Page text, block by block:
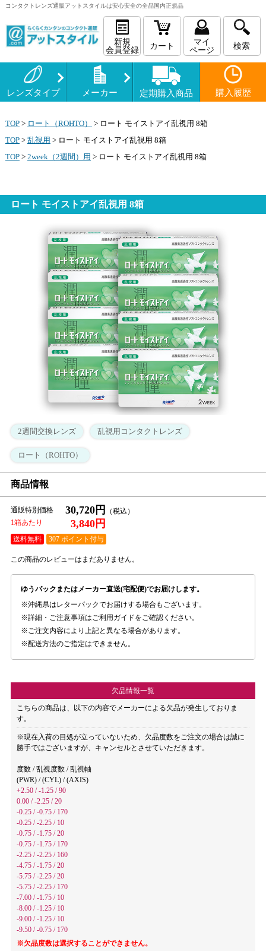
コンタクトレンズ通販アットスタイルは安心安全の全品国内正規品
新規
会員登録
カート
マイ
ページ
検索
レンズタイプ メーカー 定期購入商品 購入履歴
TOP> ロート（ROHTO） > ロート モイストアイ乱視用 8箱
TOP> 乱視用 > ロート モイストアイ乱視用 8箱
TOP> 2week（2週間）用 > ロート モイストアイ乱視用 8箱
ロート モイストアイ乱視用 8箱
2週間交換レンズ 乱視用コンタクトレンズ
ロート（ROHTO）
商品情報
通販特別価格 30,720円
1箱あたり 3,840円
送料無料 307 ポイント付与
この商品のレビューはまだありません。
ゆうパックまたはメーカー直送(宅配便)でお届けします。
沖縄県はレターパックでお届けする場合もございます。
詳細・ご注意事項はご利用ガイドをご確認ください。
ご注文内容により上記と異なる場合があります。
配送方法のご指定はできません。
欠品情報一覧
こちらの商品は、以下の内容でメーカーによる欠品が発生しておりま
す。
※現在入荷の目処が立っていないため、欠品度数をご注文の場合は誠に
勝手ではございますが、キャンセルとさせていただきます。
度数 / 乱視度数 / 乱視軸
(PWR) / (CYL) / (AXIS)
+2.50 / -1.25 / 90
0.00 / -2.25 / 20
-0.25 / -0.75 / 170
-0.25 / -2.25 / 10
-0.75 / -1.75 / 20
-0.75 / -1.75 / 170
-2.25 / -2.25 / 160
-4.75 / -1.75 / 20
-5.75 / -2.25 / 20
-5.75 / -2.25 / 170
-7.00 / -1.75 / 10
-8.00 / -1.25 / 10
-9.00 / -1.25 / 10
-9.50 / -0.75 / 170
※欠品度数は選択することができません。